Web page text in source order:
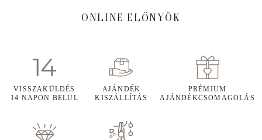
ONLINE ELŐNYÖK
VISSZAKÜLDÉS
14 NAPON BELÜL
AJÁNDÉK
KISZÁLLÍTÁS
PRÉMIUM
AJÁNDÉKCSOMAGOLÁS